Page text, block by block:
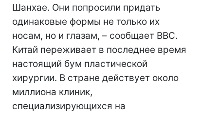
Шанхае. Они попросили придать
одинаковые формы не только их
носам, но и глазам, – сообщает ВВС.
Китай переживает в последнее время
настоящий бум пластической
хирургии. В стране действует около
миллиона клиник,
специализирующихся на